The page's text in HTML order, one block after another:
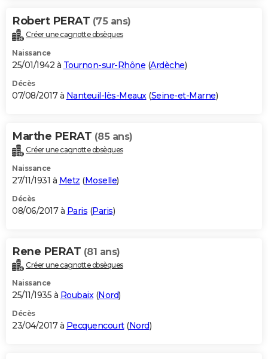
Robert PERAT (75 ans)
Créer une cagnotte obsèques
Naissance
25/01/1942 à Tournon-sur-Rhône (Ardèche)
Décès
07/08/2017 à Nanteuil-lès-Meaux(Seine-et-Marne)
Marthe PERAT (85 ans)
Créer une cagnotte obsèques
Naissance
27/11/1931 à Metz (Moselle)
Décès
08/06/2017 à Paris (Paris)
Rene PERAT (81 ans)
Créer une cagnotte obsèques
Naissance
25/11/1935 à Roubaix(Nord)
Décès
23/04/2017 à Pecquencourt(Nord)